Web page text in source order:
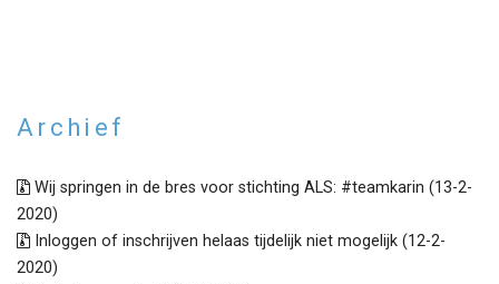
Archief
Wij springen in de bres voor stichting ALS: #teamkarin (13-2-
2020)
Inloggen of inschrijven helaas tijdelijk niet mogelijk (12-2-
2020)